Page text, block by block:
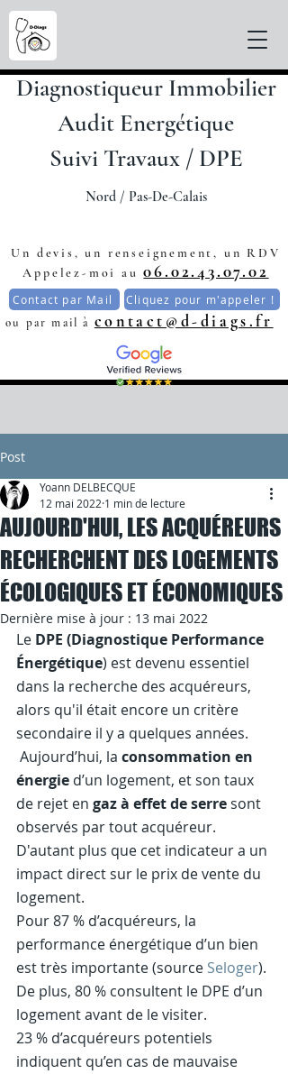
Un devis, un renseignement, un RDV
Appelez-moi au06.02.43.07.02
Cliquez pour m'appeler !
ou par mail à contact@d-diags.fr
Contact par Mail
Diagnostiqueur Immobilier
Audit Energétique
Suivi Travaux / DPE
Nord / Pas-De-Calais
Post
AUJOURD'HUI, LES ACQUÉREURS
RECHERCHENT DES LOGEMENTS
ÉCOLOGIQUES ET ÉCONOMIQUES
Yoann DELBECQUE
12 mai 2022 1 min de lecture
Dernière mise à jour : 13 mai 2022
Le DPE (Diagnostique Performance
Énergétique) est devenu essentiel
dans la recherche des acquéreurs,
alors qu'il était encore un critère
secondaire il y a quelques années.
Aujourd’hui, la consommation en
énergie d’un logement, et son taux
de rejet en gaz à effet de serre sont
observés par tout acquéreur.
D'autant plus que cet indicateur a un
impact direct sur le prix de vente du
logement.
Pour 87 % d’acquéreurs, la
performance énergétique d’un bien
est très importante (source Seloger).
De plus, 80 % consultent le DPE d’un
logement avant de le visiter.
23 % d’acquéreurs potentiels
indiquent qu’en cas de mauvaise